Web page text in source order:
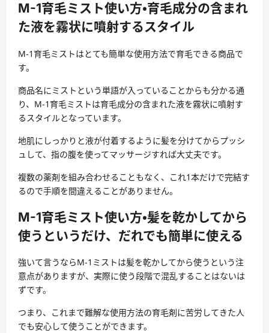
M-1育毛ミスト使い方・育毛成分の含まれ
た液を霧状に噴射するスタイル
M-1育毛ミストはとても簡単な使用方法で育毛できる商品で
す。
商品名にミストという単語が入っていることからも分かる通
り、 M-1育毛ミストは育毛成分の含まれた液を霧状に噴射す
るスタイルとなっています。
地肌にしっかりと液が付着するように髪を分けてからプッシ
ュして、指の腹を使ってマッサージすれば大丈夫です。
複数の薬剤を組み合わせることもなく、これ1本だけで完結す
るので手順を間違えることがありません。
M-1育毛ミスト使い方・髪を乾かしてから
使うというだけ、だれでも簡単に使える
強いて言うならM-1ミストは髪を乾かしてから使うという注
意点がありますが、実際に使う段階で混乱することはないは
ずです。
つまり、これまで難解な使用方法の育毛剤に苦労してきた人
でも安心して使うことができます。